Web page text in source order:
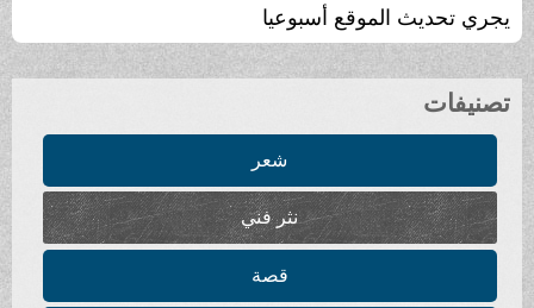
يجري تحديث الموقع أسبوعيا
تصنيفات
شعر
نثر فني
قصة